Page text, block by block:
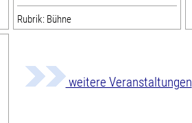
Rubrik: Bühne
weitere Veranstaltungen